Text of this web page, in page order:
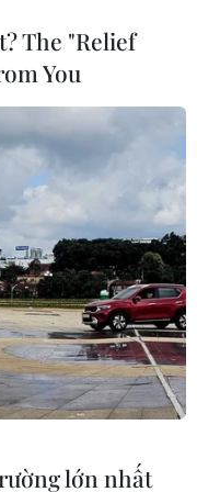
#Hợp tác
The "Relief
You
lớn nhất